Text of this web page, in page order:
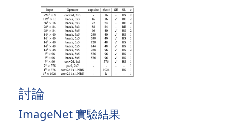
討論
ImageNet 實驗結果